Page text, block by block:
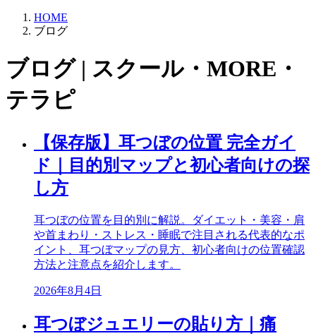
HOME
ブログ
ブログ | スクール・MORE・
テラピ
【保存版】耳つぼの位置 完全ガイ
ド｜目的別マップと初心者向けの探
し方
耳つぼの位置を目的別に解説。ダイエット・美容・肩
や首まわり・ストレス・睡眠で注目される代表的なポ
イント、耳つぼマップの見方、初心者向けの位置確認
方法と注意点を紹介します。
2026年8月4日
耳つぼジュエリーの貼り方｜痛